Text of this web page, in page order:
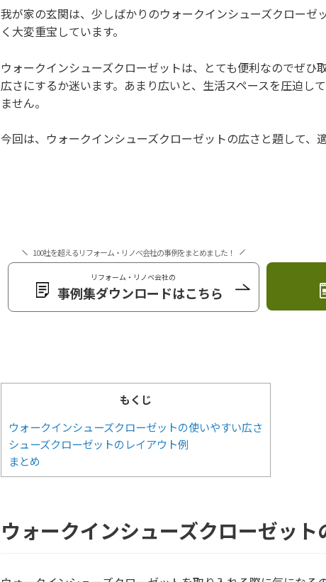
我が家の玄関は、少しばかりのウォークインシューズクローゼ
く大変重宝しています。
ウォークインシューズクローゼットは、とても便利なのでぜひ
広さにするか迷います。あまり広いと、生活スペースを圧迫し
ません。
今回は、ウォークインシューズクローゼットの広さと題して、
100社を超えるリフォーム・リノベ会社の事例をまとめました！
リフォーム・リノベ会社の
事例集ダウンロードはこちら
もくじ
ウォークインシューズクローゼットの使いやすい広さ
シューズクローゼットのレイアウト例
まとめ
ウォークインシューズクローゼット